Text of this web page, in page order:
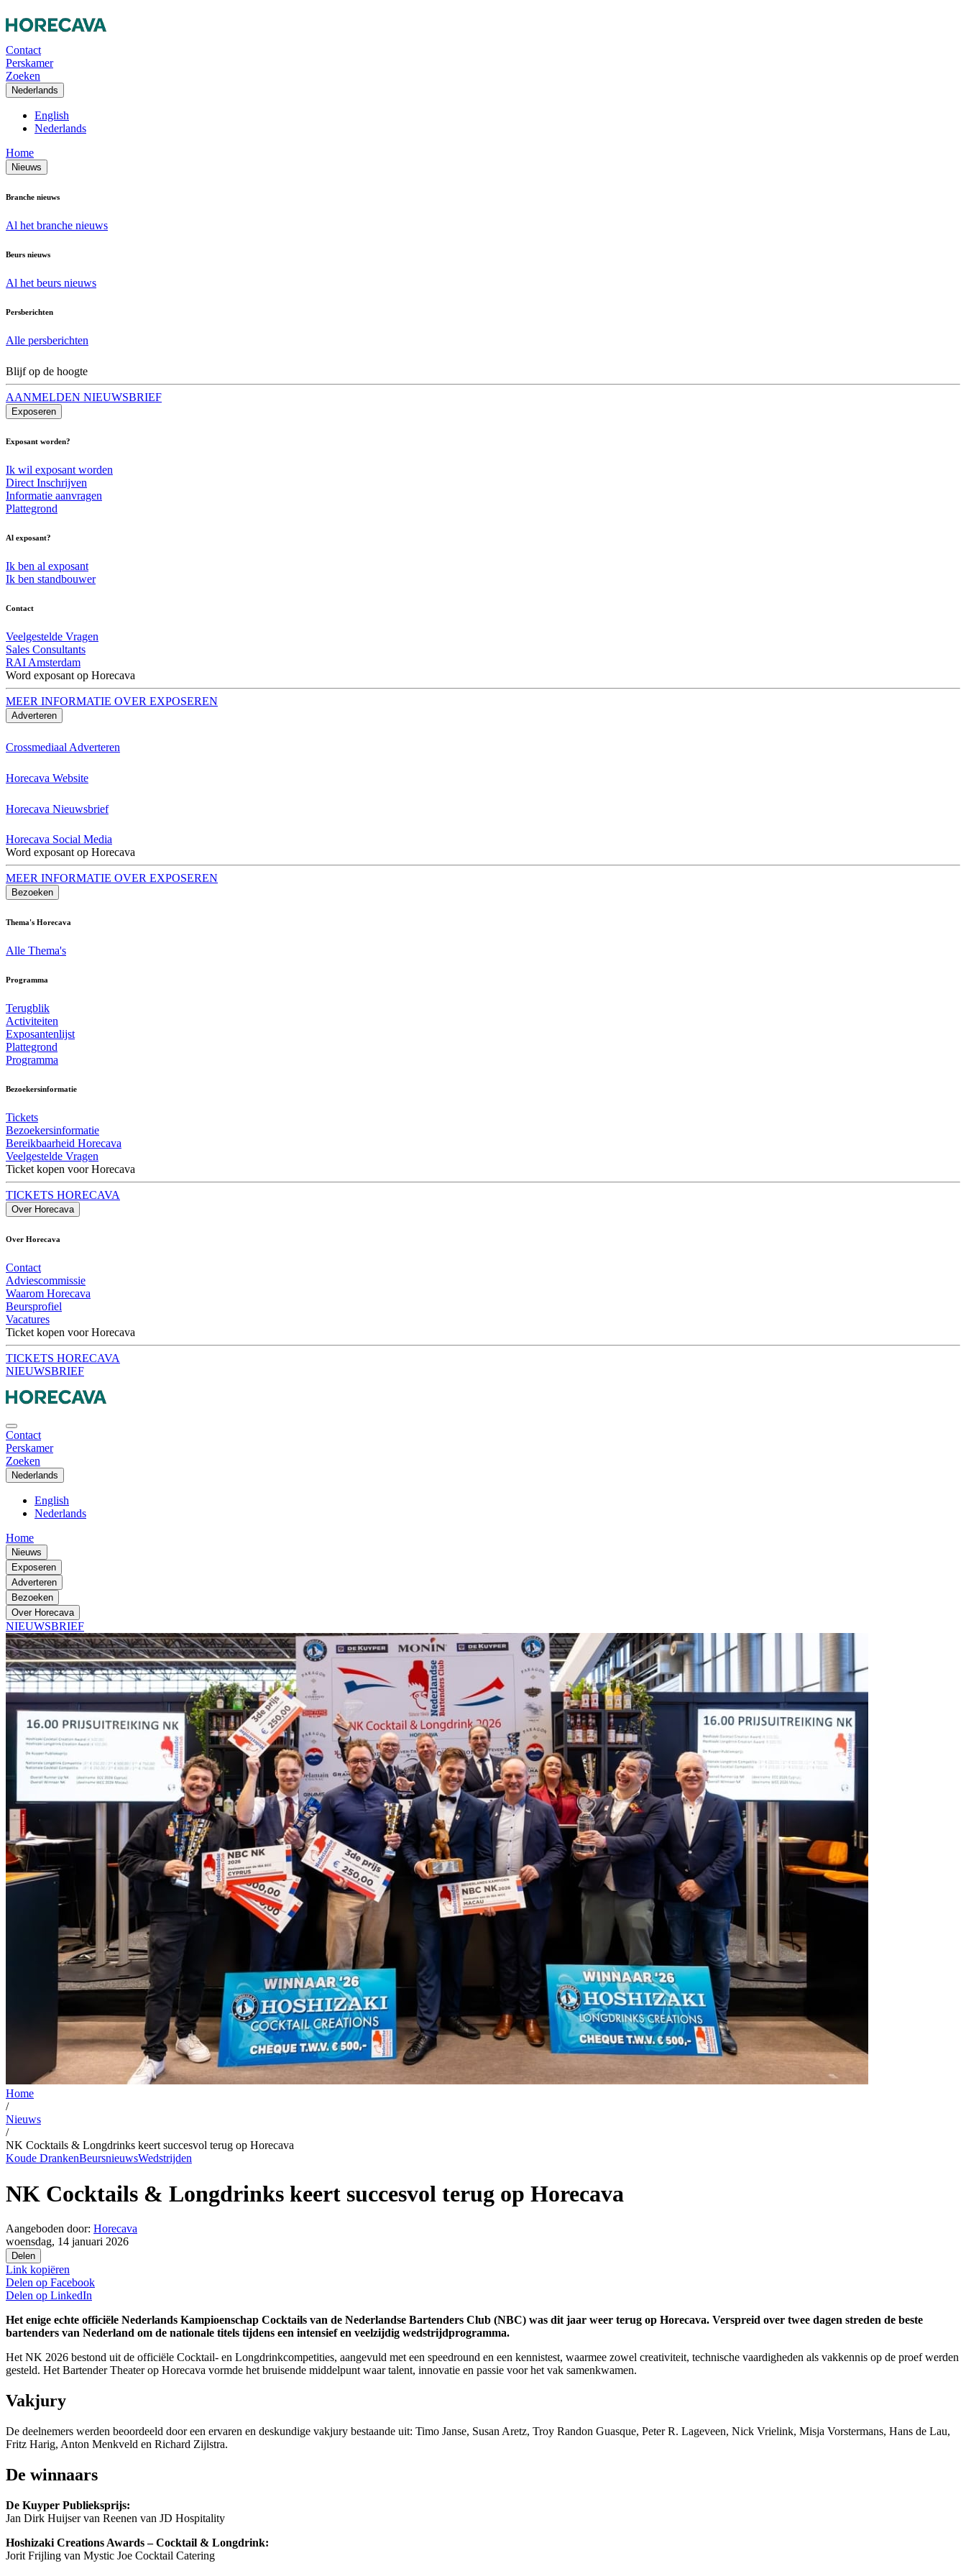
Contact
Perskamer
Zoeken
Nederlands
English
Nederlands
Home
Nieuws
Branche nieuws
Al het branche nieuws
Beurs nieuws
Al het beurs nieuws
Persberichten
Alle persberichten
Blijf op de hoogte
AANMELDEN NIEUWSBRIEF
Exposeren
Exposant worden?
Ik wil exposant worden
Direct Inschrijven
Informatie aanvragen
Plattegrond
Al exposant?
Ik ben al exposant
Ik ben standbouwer
Contact
Veelgestelde Vragen
Sales Consultants
RAI Amsterdam
Word exposant op Horecava
MEER INFORMATIE OVER EXPOSEREN
Adverteren
Crossmediaal Adverteren
Horecava Website
Horecava Nieuwsbrief
Horecava Social Media
Word exposant op Horecava
MEER INFORMATIE OVER EXPOSEREN
Bezoeken
Thema's Horecava
Alle Thema's
Programma
Terugblik
Activiteiten
Exposantenlijst
Plattegrond
Programma
Bezoekersinformatie
Tickets
Bezoekersinformatie
Bereikbaarheid Horecava
Veelgestelde Vragen
Ticket kopen voor Horecava
TICKETS HORECAVA
Over Horecava
Over Horecava
Contact
Adviescommissie
Waarom Horecava
Beursprofiel
Vacatures
Ticket kopen voor Horecava
TICKETS HORECAVA
NIEUWSBRIEF
Contact
Perskamer
Zoeken
Nederlands
English
Nederlands
Home
Nieuws
Exposeren
Adverteren
Bezoeken
Over Horecava
NIEUWSBRIEF
Home
/
Nieuws
/
NK Cocktails & Longdrinks keert succesvol terug op Horecava
Koude DrankenBeursnieuwsWedstrijden
NK Cocktails & Longdrinks keert succesvol terug op Horecava
Aangeboden door: Horecava
woensdag, 14 januari 2026
Delen
Link kopiëren
Delen op Facebook
Delen op LinkedIn
Het enige echte officiële Nederlands Kampioenschap Cocktails van de Nederlandse Bartenders Club (NBC) was dit jaar weer terug op Horecava. Verspreid over twee dagen streden de beste
bartenders van Nederland om de nationale titels tijdens een intensief en veelzijdig wedstrijdprogramma.
Het NK 2026 bestond uit de officiële Cocktail- en Longdrinkcompetities, aangevuld met een speedround en een kennistest, waarmee zowel creativiteit, technische vaardigheden als vakkennis op de proef werden
gesteld. Het Bartender Theater op Horecava vormde het bruisende middelpunt waar talent, innovatie en passie voor het vak samenkwamen.
Vakjury
De deelnemers werden beoordeeld door een ervaren en deskundige vakjury bestaande uit: Timo Janse, Susan Aretz, Troy Randon Guasque, Peter R. Lageveen, Nick Vrielink, Misja Vorstermans, Hans de Lau,
Fritz Harig, Anton Menkveld en Richard Zijlstra.
De winnaars
De Kuyper Publieksprijs:
Jan Dirk Huijser van Reenen van JD Hospitality
Hoshizaki Creations Awards – Cocktail & Longdrink:
Jorit Frijling van Mystic Joe Cocktail Catering